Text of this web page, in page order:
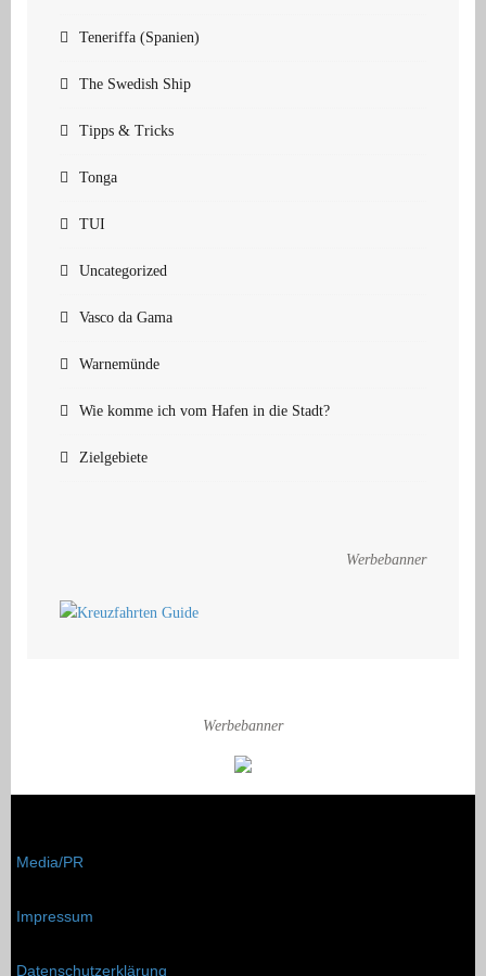
Teneriffa (Spanien)
The Swedish Ship
Tipps & Tricks
Tonga
TUI
Uncategorized
Vasco da Gama
Warnemünde
Wie komme ich vom Hafen in die Stadt?
Zielgebiete
Werbebanner
Werbebanner
Media/PR
Impressum
Datenschutzerklärung